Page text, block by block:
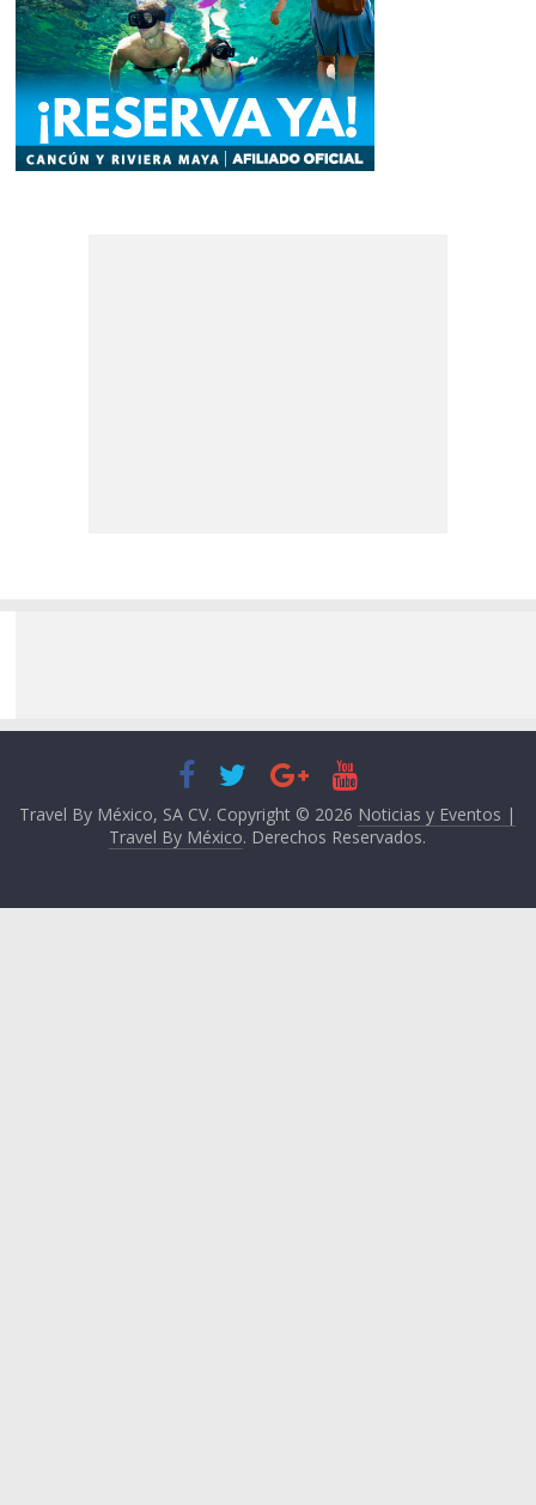
Travel By México, SA CV. Copyright © 2026 Noticias y Eventos |
Travel By México. Derechos Reservados.